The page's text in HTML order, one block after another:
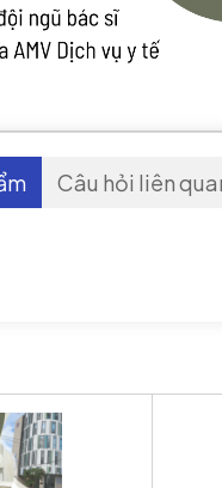
Câu hỏi liên